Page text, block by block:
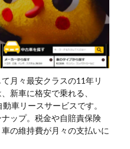
月々最安クラスの11年リ
新車に格安で乗れる、
車リースサービスです。
ップ。税金や自賠責保険
の維持費が月々の支払いに